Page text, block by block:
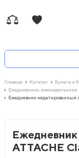
Главная Каталог Бумага и
Ежедневники, еженедельники
Ежедневник недатированный
ATTACHE